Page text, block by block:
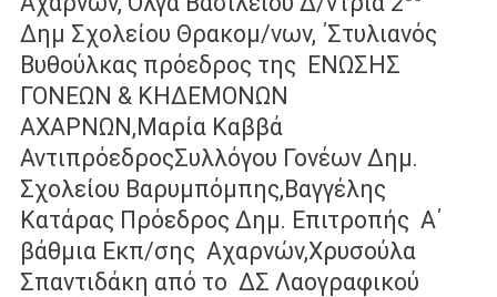
Δημ Σχολείου Θρακομ/νων, ΄Στυλιανός
Βυθούλκας πρόεδρος της ΕΝΩΣΗΣ
ΓΟΝΕΩΝ & ΚΗΔΕΜΟΝΩΝ
ΑΧΑΡΝΩΝ,Μαρία Καββά
ΑντιπρόεδροςΣυλλόγου Γονέων Δημ.
Σχολείου Βαρυμπόμπης,Βαγγέλης
Κατάρας Πρόεδρος Δημ. Επιτροπής Α΄
βάθμια Εκπ/σης Αχαρνών,Χρυσούλα
Σπαντιδάκη από το ΔΣ Λαογραφικού